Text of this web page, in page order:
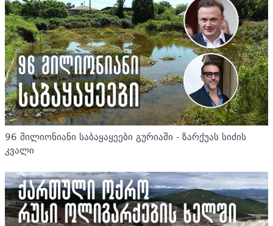
96 მილიონიანი საბაყაყეები გურიაში - ზარქუას სიძის
კვალი